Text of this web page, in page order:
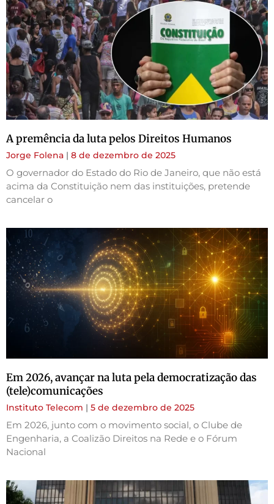
A premência da luta pelos Direitos Humanos
Jorge Folena 8 de dezembro de 2025
O governador do Estado do Rio de Janeiro, que não está
acima da Constituição nem das instituições, pretende
cancelar o
Em 2026, avançar na luta pela democratização das
(tele)comunicações
Instituto Telecom 5 de dezembro de 2025
Em 2026, junto com o movimento social, o Clube de
Engenharia, a Coalizão Direitos na Rede e o Fórum
Nacional